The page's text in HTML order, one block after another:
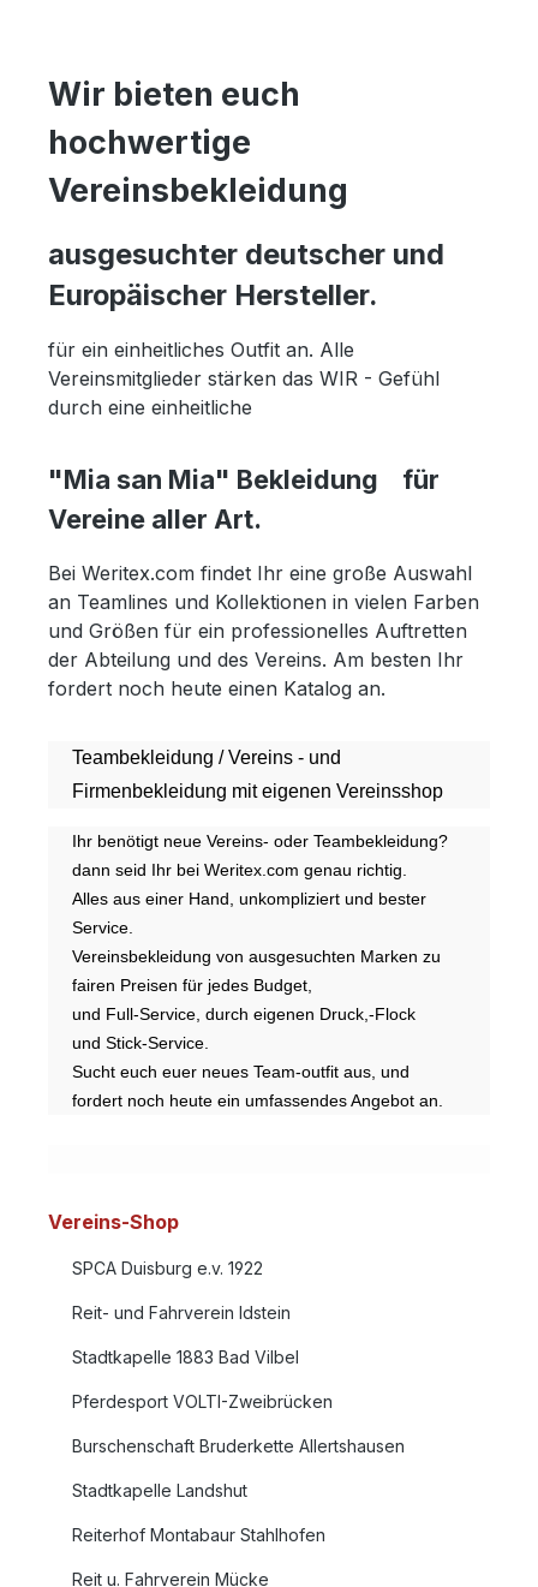
Wir bieten euch
hochwertige
Vereinsbekleidung
ausgesuchter deutscher und
Europäischer Hersteller.
für ein einheitliches Outfit an. Alle
Vereinsmitglieder stärken das WIR - Gefühl
durch eine einheitliche
"Mia san Mia" Bekleidung für
Vereine aller Art.
Bei Weritex.com findet Ihr eine große Auswahl
an Teamlines und Kollektionen in vielen Farben
und Größen für ein professionelles Auftretten
der Abteilung und des Vereins. Am besten Ihr
fordert noch heute einen Katalog an.
Teambekleidung / Vereins - und
Firmenbekleidung mit eigenen Vereinsshop
Ihr benötigt neue Vereins- oder Teambekleidung?
dann seid Ihr bei Weritex.com genau richtig.
Alles aus einer Hand, unkompliziert und bester
Service.
Vereinsbekleidung von ausgesuchten Marken zu
fairen Preisen für jedes Budget,
und Full-Service, durch eigenen Druck,-Flock
und Stick-Service.
Sucht euch euer neues Team-outfit aus, und
fordert noch heute ein umfassendes Angebot an.
Vereins-Shop
SPCA Duisburg e.v. 1922
Reit- und Fahrverein Idstein
Stadtkapelle 1883 Bad Vilbel
Pferdesport VOLTI-Zweibrücken
Burschenschaft Bruderkette Allertshausen
Stadtkapelle Landshut
Reiterhof Montabaur Stahlhofen
Reit u. Fahrverein Mücke